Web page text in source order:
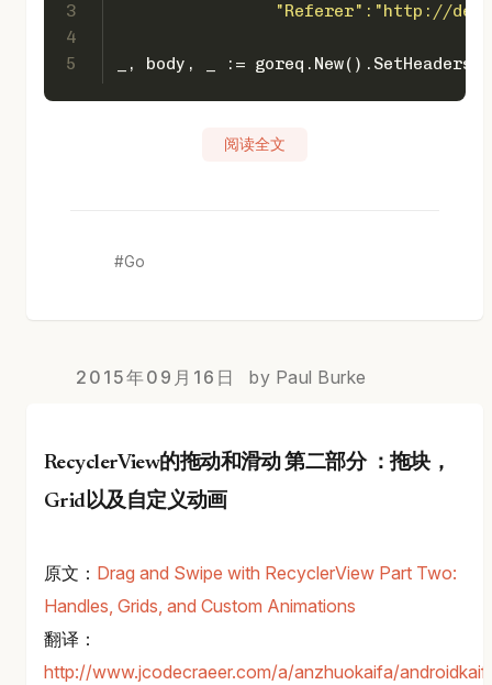
3
4
5
"Referer":"http://
_, body, _ :=
阅读全文
Go
2015年09月16日 by Paul Burke
RecyclerView的拖动和滑动 第二部分 ：拖块，
Grid以及自定义动画
原文： Drag and Swipe with RecyclerView Part Two:
Handles, Grids, and Custom Animations
翻译：
http://www.jcodecraeer.com/a/anzhuokaifa/